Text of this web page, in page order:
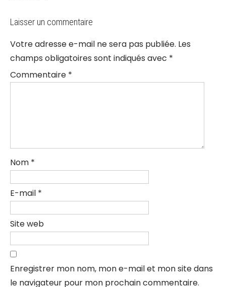
Laisser un commentaire
Votre adresse e-mail ne sera pas publiée. Les
champs obligatoires sont indiqués avec *
Commentaire *
Nom *
E-mail *
Site web
Enregistrer mon nom, mon e-mail et mon site dans
le navigateur pour mon prochain commentaire.